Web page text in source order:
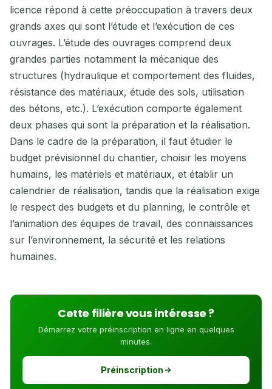
licence répond à cette préoccupation à travers deux
grands axes qui sont l’étude et l’exécution de ces
ouvrages. L’étude des ouvrages comprend deux
grandes parties notamment la mécanique des
structures (hydraulique et comportement des fluides,
résistance des matériaux, étude des sols, utilisation
des bétons, etc.). L’exécution comporte également
deux phases qui sont la préparation et la réalisation.
Dans le cadre de la préparation, il faut étudier le
budget prévisionnel du chantier, choisir les moyens
humains, les matériels et matériaux, et établir un
calendrier de réalisation, tandis que la réalisation exige
le respect des budgets et du planning, le contrôle et
l’animation des équipes de travail, des connaissances
sur l’environnement, la sécurité et les relations
humaines.
Cette filière vous intéresse ?
Démarrez votre préinscription en ligne en quelques
minutes.
Préinscription